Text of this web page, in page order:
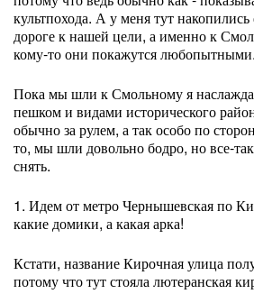
культпохода. А у меня тут
дороге к нашей цели, а именно к
кому-то они покажутся любопытными.
Пока мы шли к Смольному я
пешком и видами исторического
обычно за рулем, а так особо по
то, мы шли довольно бодро, но все-
снять.
1. Идем от метро Чернышевская по
какие домики, а какая арка!
Кстати, название Кирочная улица
потому что тут стояла лютеранская